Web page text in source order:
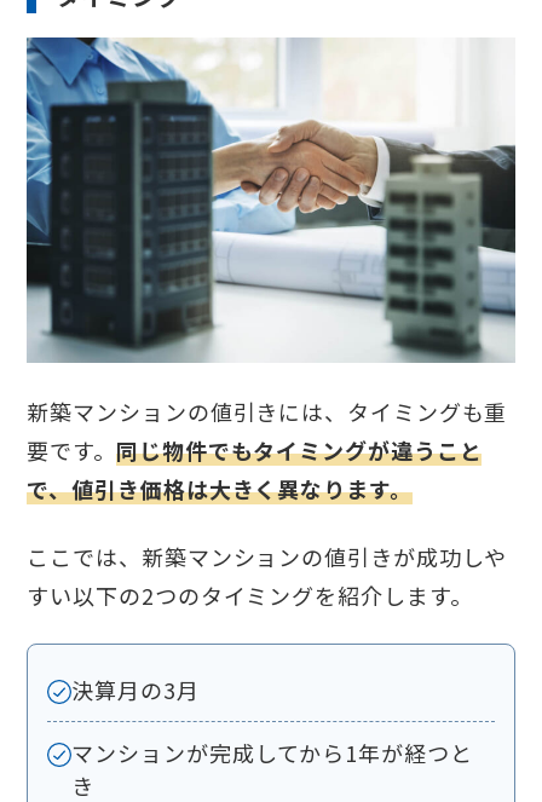
新築マンションの値引きには、タイミングも重
要です。同じ物件でもタイミングが違うこと
で、値引き価格は大きく異なります。
ここでは、新築マンションの値引きが成功しや
すい以下の2つのタイミングを紹介します。
決算月の3月
マンションが完成してから1年が経つと
き